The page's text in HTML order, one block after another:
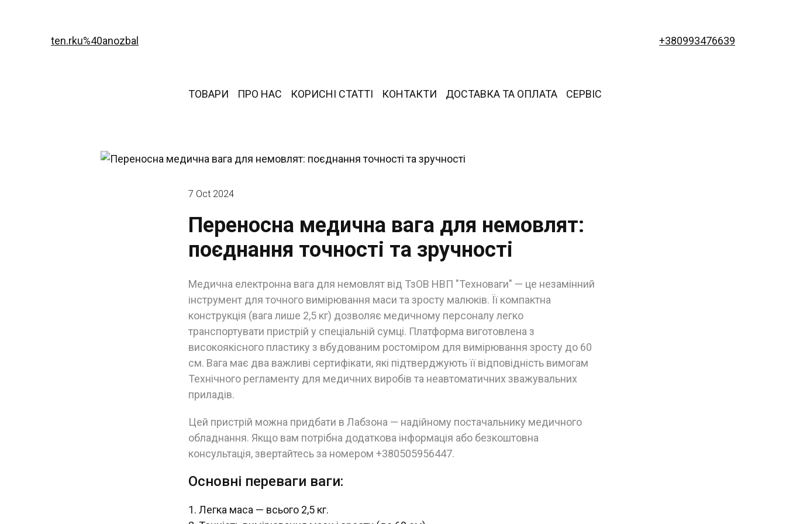
ten.rku%40anozbal +380993476639
ТОВАРИ ПРО НАС КОРИСНІ СТАТТІ КОНТАКТИ ДОСТАВКА ТА ОПЛАТА СЕРВІС
7 Oct 2024
Переносна медична вага для немовлят:
поєднання точності та зручності
Медична електронна вага для немовлят від ТзОВ НВП "Техноваги" — це незамінний
інструмент для точного вимірювання маси та зросту малюків. Її компактна
конструкція (вага лише 2,5 кг) дозволяє медичному персоналу легко
транспортувати пристрій у спеціальній сумці. Платформа виготовлена з
високоякісного пластику з вбудованим ростоміром для вимірювання зросту до 60
см. Вага має два важливі сертифікати, які підтверджують її відповідність вимогам
Технічного регламенту для медичних виробів та неавтоматичних зважувальних
приладів.
Цей пристрій можна придбати в Лабзона — надійному постачальнику медичного
обладнання. Якщо вам потрібна додаткова інформація або безкоштовна
консультація, звертайтесь за номером +380505956447.
Основні переваги ваги:
Легка маса — всього 2,5 кг.